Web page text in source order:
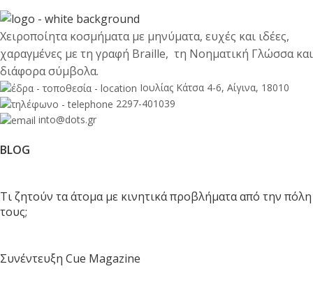
Χειροποίητα κοσμήματα με μηνύματα, ευχές και ιδέες,
χαραγμένες με τη γραφή Braille, τη Νοηματική Γλώσσα και
διάφορα σύμβολα.
Ιουλίας Κάτσα 4-6, Αίγινα, 18010
2297-401039
into@dots.gr
BLOG
Τι ζητούν τα άτομα με κινητικά προβλήματα από την πόλη
τους;
Συνέντευξη Cue Magazine